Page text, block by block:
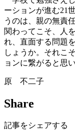
ーションが進む21
うのは、親の無責
関わってこそ、人
れ、直面する問題
しょうか。それこ
ョンに繋がると思い
原 不二子
Share
記事をシェアする